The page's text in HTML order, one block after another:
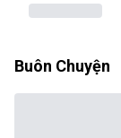
Buôn Chuyện